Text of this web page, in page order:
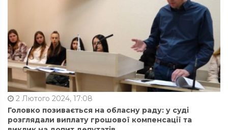
2 Лютого 2024, 17:08
Головко позивається на обласну раду: у суді
розглядали виплату грошової компенсації та